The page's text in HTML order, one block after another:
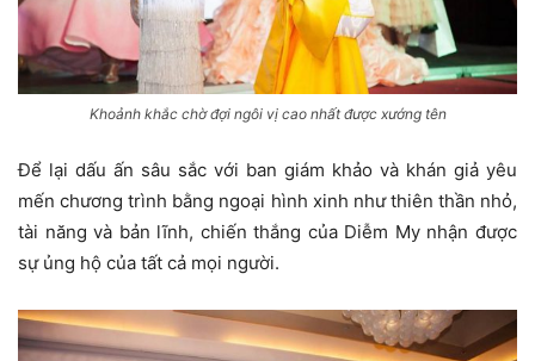
Khoảnh khắc chờ đợi ngôi vị cao nhất được xướng tên
Để lại dấu ấn sâu sắc với ban giám khảo và khán giả yêu
mến chương trình bằng ngoại hình xinh như thiên thần nhỏ,
tài năng và bản lĩnh, chiến thắng của Diễm My nhận được
sự ủng hộ của tất cả mọi người.